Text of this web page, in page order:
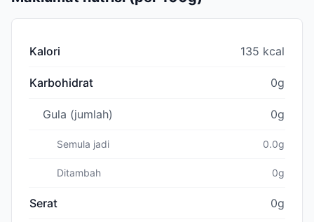
Kalori 135 kcal
Karbohidrat 0g
Gula (jumlah) 0g
Semula jadi 0.0g
Ditambah 0g
Serat 0g